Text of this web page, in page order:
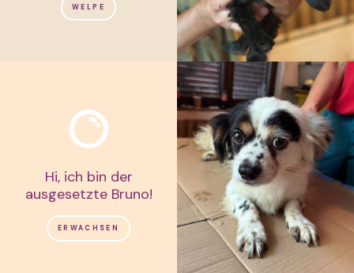
WELPE
Hi, ich bin der
ausgesetzte Bruno!
ERWACHSEN